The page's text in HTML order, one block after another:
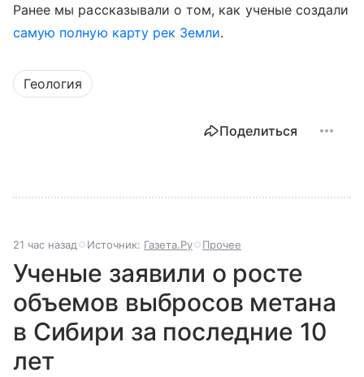
Ранее мы рассказывали о том, как ученые создали
самую полную карту рек Земли.
Геология
Поделиться
21 час назад Источник: Газета.Ру Прочее
Ученые заявили о росте
объемов выбросов метана
в Сибири за последние 10
лет